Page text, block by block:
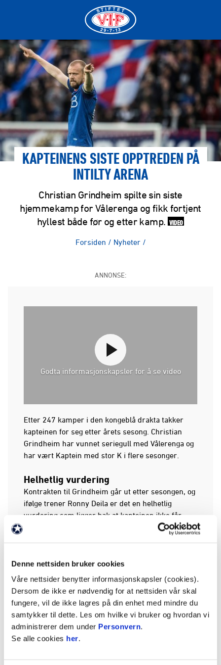
Denne nettsiden bruker cookies
Våre nettsider benytter informasjonskapsler (cookies).
Dersom de ikke er nødvendig for at nettsiden vår skal
fungere, vil de ikke lagres på din enhet med mindre du
samtykker til dette. Les om hvilke vi bruker og hvordan vi
administrerer dem under Personvern.
Se alle cookies her.
KAPTEINENS SISTE OPPTREDEN PÅ
INTILTY ARENA
Christian Grindheim spilte sin siste
hjemmekamp for Vålerenga og fikk fortjent
hyllest både før og etter kamp. VIDEO
Forsiden / Nyheter /
ANNONSE:
Godta informasjonskapsler for å se video
Etter 247 kamper i den kongeblå drakta takker
kapteinen for seg etter årets sesong. Christian
Grindheim har vunnet seriegull med Vålerenga og
har vært Kaptein med stor K i flere sesonger.
Helhetlig vurdering
Kontrakten til Grindheim går ut etter sesongen, og
ifølge trener Ronny Deila er det en helhetlig
vurdering som ligger bak at kapteinen ikke får
jeg har trent, og han har vært en viktig spiller for
Vålerenga i mange sesonger. Det var ingen lett
avgjørelse å ta, men vi må tenke på framtida
utover de neste par sesongene, sier Deila.
Kampen mot Odd på søndag blir dermed
kapteinens siste hjemmekamp, og Sogndal borte